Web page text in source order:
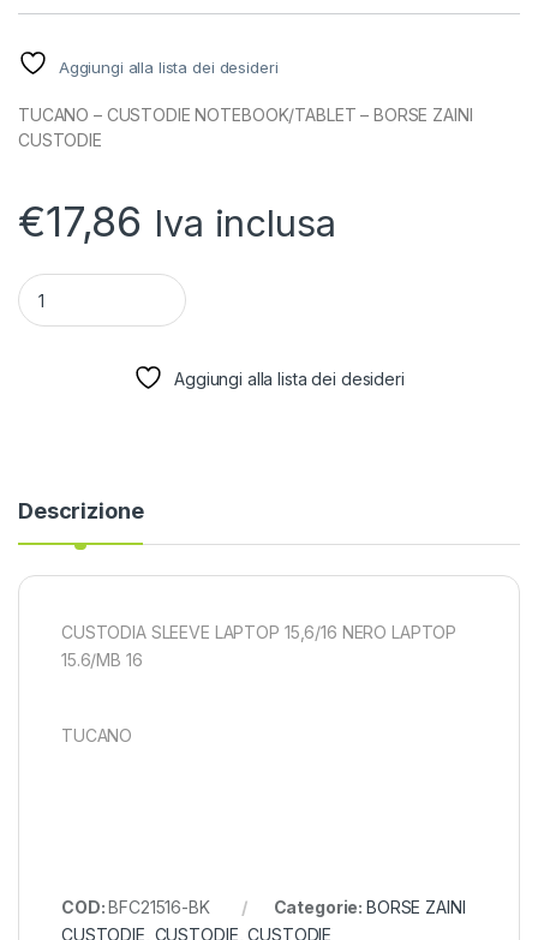
Aggiungi alla lista dei desideri
TUCANO – CUSTODIE NOTEBOOK/TABLET – BORSE ZAINI
CUSTODIE
€17,86 Iva inclusa
quantità CUSTODIA SLEEVE LAPTOP 15,6/16 NERO LAPTOP
Aggiungi alla lista dei desideri
Descrizione
CUSTODIA SLEEVE LAPTOP 15,6/16 NERO LAPTOP
15.6/MB 16
TUCANO
COD:BFC21516-BK Categorie: BORSE ZAINI
CUSTODIE, CUSTODIE,CUSTODIE